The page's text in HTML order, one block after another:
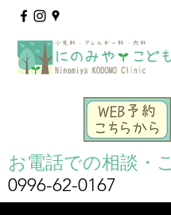
お電話での相談・
0996-62-0167